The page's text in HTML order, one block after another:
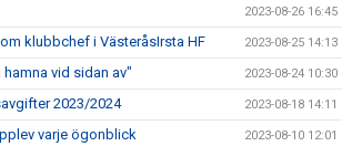
2023-08-26 16:45
klubbchef i VästeråsIrsta HF 2023-08-25 14:13
vid sidan av" 2023-08-24 10:30
2023/2024 2023-08-18 14:11
varje ögonblick 2023-08-10 12:01